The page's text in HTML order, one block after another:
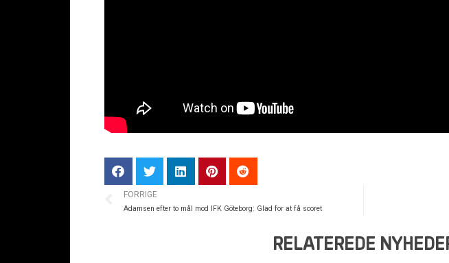
FORRIGE
Adamsen efter to mål mod IFK Göteborg: Glad for at få scoret
RELATEREDE